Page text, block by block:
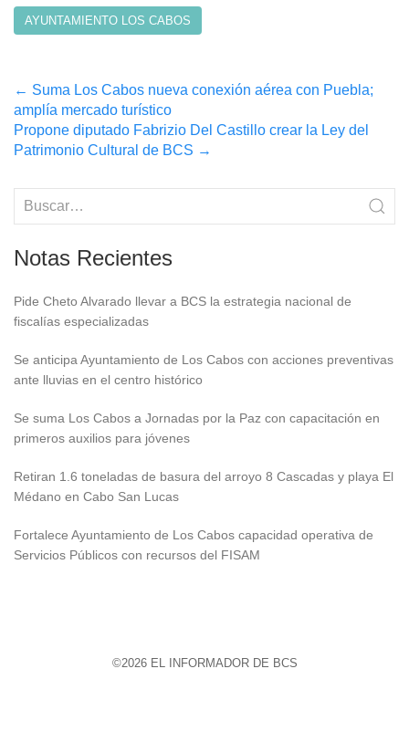
AYUNTAMIENTO LOS CABOS
Post
navigation
← Suma Los Cabos nueva conexión aérea con Puebla;
amplía mercado turístico
Propone diputado Fabrizio Del Castillo crear la Ley del
Patrimonio Cultural de BCS →
Notas Recientes
Pide Cheto Alvarado llevar a BCS la estrategia nacional de
fiscalías especializadas
Se anticipa Ayuntamiento de Los Cabos con acciones preventivas
ante lluvias en el centro histórico
Se suma Los Cabos a Jornadas por la Paz con capacitación en
primeros auxilios para jóvenes
Retiran 1.6 toneladas de basura del arroyo 8 Cascadas y playa El
Médano en Cabo San Lucas
Fortalece Ayuntamiento de Los Cabos capacidad operativa de
Servicios Públicos con recursos del FISAM
©2026 EL INFORMADOR DE BCS